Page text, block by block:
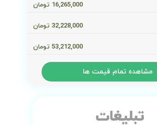
16,265,000 تومان
32,228,000 تومان
53,212,000 تومان
مشاهده تمام قیمت ها